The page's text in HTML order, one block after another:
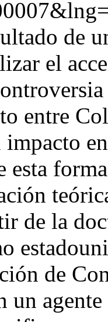
de
el
entre
esta
de la
de
un